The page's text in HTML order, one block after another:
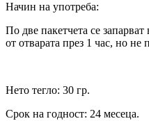
Начин на употреба:
По две пакетчета се
от отварата през 1 час, но
Нето тегло: 30 гр.
Срок на годност: 24 месеца.